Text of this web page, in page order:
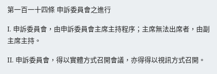
第一百一十四條 申訴委員會之進行
I. 申訴委員會，由申訴委員會主席主持程序；主席無法出席者，由副
主席主持。
II. 申訴委員會，得以實體方式召開會議，亦得得以視訊方式召開。